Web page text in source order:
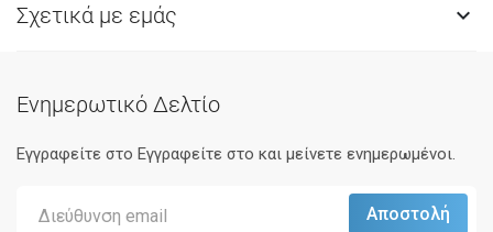
Σχετικά με εμάς 
Ενημερωτικό Δελτίο
Εγγραφείτε στο Eγγραφείτε στο και μείνετε ενημερωμένοι.